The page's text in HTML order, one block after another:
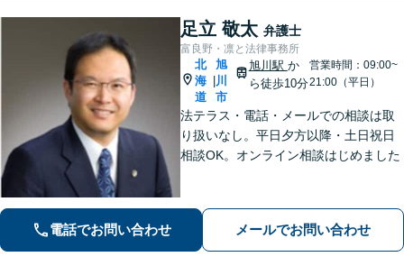
足立 敬太 弁護士
富良野・凛と法律事務所
北
海
道
旭
川
市
旭川駅 か
ら徒歩10分
営業時間：09:00~
21:00（平日）
法テラス・電話・メールでの相談は取
り扱いなし。平日夕方以降・土日祝日
相談OK。オンライン相談はじめました
電話でお問い合わせ メールでお問い合わせ